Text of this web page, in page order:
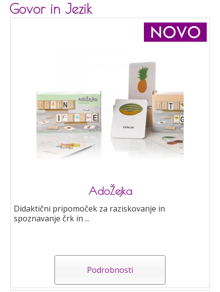
Govor in Jezik
AdoŽejka
Didaktični pripomoček za raziskovanje in
spoznavanje črk in ...
Podrobnosti